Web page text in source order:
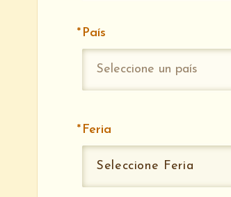
País
Feria
Seleccione Feria